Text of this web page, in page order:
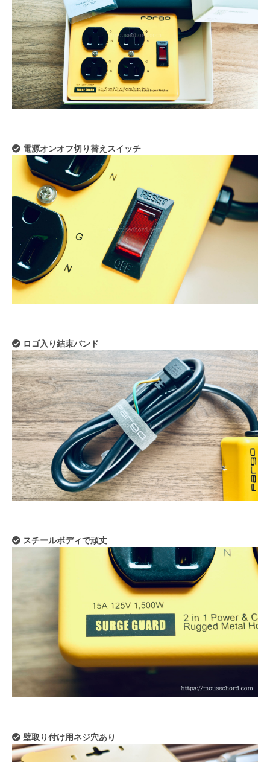
電源オンオフ切り替えスイッチ
ロゴ入り結束バンド
スチールボディで頑丈
壁取り付け用ネジ穴あり